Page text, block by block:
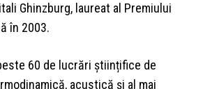
Ghinzburg, laureat al Premiului
în 2003.
60 de lucrări științifice de
acustică și al mai